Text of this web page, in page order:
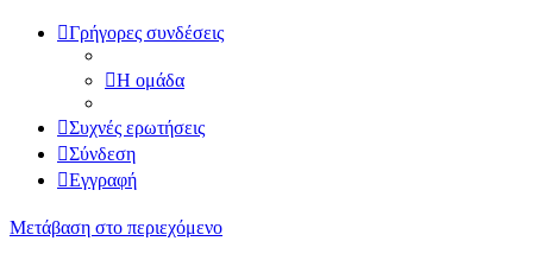
Γρήγορες συνδέσεις
Η ομάδα
Συχνές ερωτήσεις
Σύνδεση
Εγγραφή
Μετάβαση στο περιεχόμενο